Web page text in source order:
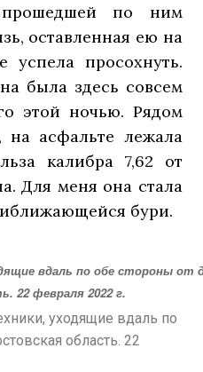
по ним
оставленная ею на
просохнуть.
была здесь совсем
этой ночью. Рядом
на асфальте лежала
калибра 7,62 от
Для меня она стала
бури.
уходящие вдаль по
область. 22